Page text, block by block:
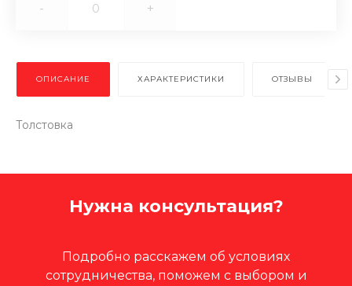
- +
ОПИСАНИЕ ХАРАКТЕРИСТИКИ ОТЗЫВЫ
Толстовка
Нужна консультация?
Подробно расскажем об условиях
сотрудничества, поможем с выбором и